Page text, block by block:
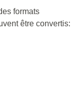
formats
être convertis: